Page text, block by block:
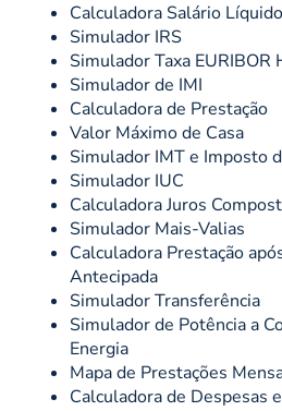
Calculadora Salário Líquido
Simulador IRS
Simulador Taxa EURIBOR
Simulador de IMI
Calculadora de Prestação
Valor Máximo de Casa
Simulador IMT e Imposto
Simulador IUC
Calculadora Juros
Simulador Mais-Valias
Calculadora Prestação
Antecipada
Simulador Transferência
Simulador de Potência a
Energia
Mapa de Prestações
Calculadora de Despesas